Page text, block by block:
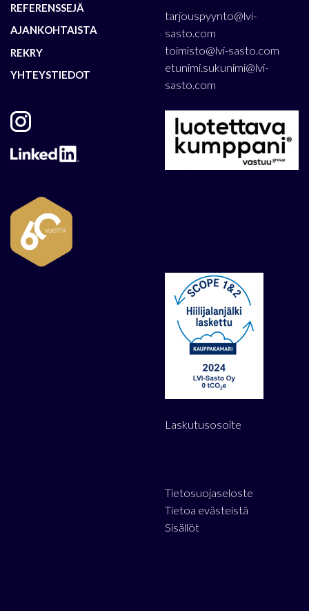
REFERENSSEJÄ
AJANKOHTAISTA
REKRY
YHTEYSTIEDOT
tarjouspyynto@lvi-
sasto.com
toimisto@lvi-sasto.com
etunimi.sukunimi@lvi-
sasto.com
Laskutusosoite
Tietosuojaseloste
Tietoa evästeistä
Sisällöt